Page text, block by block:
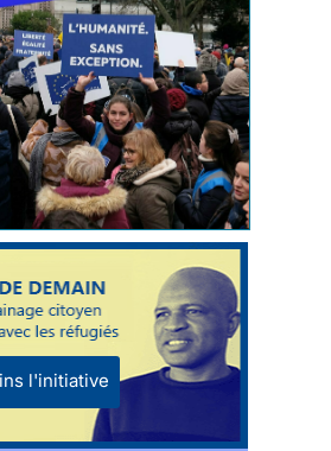
l'initiative